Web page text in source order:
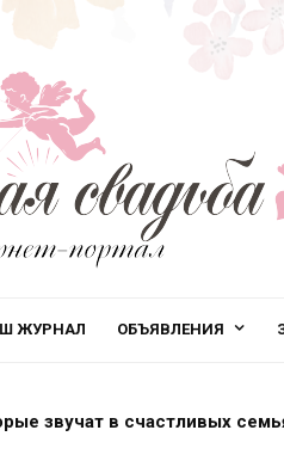
ЖУРНАЛ ОБЪЯВЛЕНИЯ
звучат в счастливых